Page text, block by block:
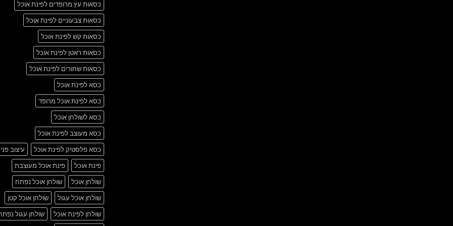
כסאות עץ מרופדים לפינת אוכל
כסאות צבעוניים לפינת אוכל
כסאות קש לפינת אוכל
כסאות ראטן לפינת אוכל
כסאות שחורים לפינת אוכל
כסא לפינת אוכל
כסא לפינת אוכל מרופד
כסא לשולחן אוכל
כסא מעוצב לפינת אוכל
כסא פלסטיק לפינת אוכל
עיצוב
פינת אוכל
פינת אוכל מעוצבת
שולחן אוכל
שולחן אוכל נפתח
שולחן אוכל עגול
שולחן אוכל קטן
שולחן לפינת אוכל
שולחן עגול